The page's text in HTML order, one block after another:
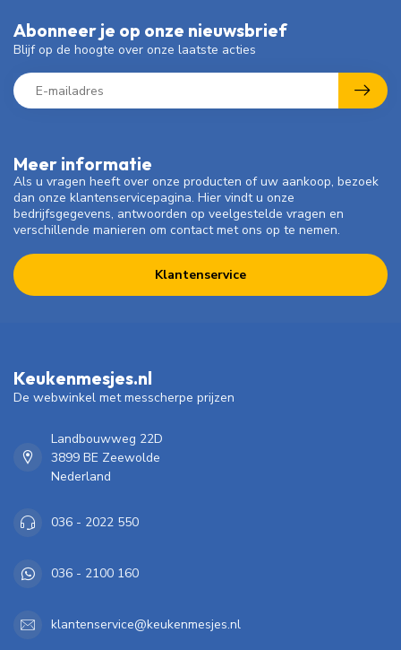
Meer informatie
Als u vragen heeft over onze producten of uw aankoop, bezoek
dan onze klantenservicepagina. Hier vindt u onze
bedrijfsgegevens, antwoorden op veelgestelde vragen en
verschillende manieren om contact met ons op te nemen.
Klantenservice
Abonneer je op onze nieuwsbrief
Blijf op de hoogte over onze laatste acties
Keukenmesjes.nl
De webwinkel met messcherpe prijzen
Landbouwweg 22D
3899 BE Zeewolde
Nederland
036 - 2022 550
036 - 2100 160
klantenservice@keukenmesjes.nl